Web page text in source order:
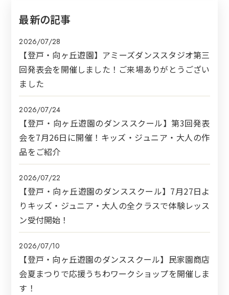
最新の記事
2026/07/28
【登戸・向ヶ丘遊園】アミーズダンススタジオ第三
回発表会を開催しました！ご来場ありがとうござい
ました
2026/07/24
【登戸・向ヶ丘遊園のダンススクール】第3回発表
会を7月26日に開催！キッズ・ジュニア・大人の作
品をご紹介
2026/07/22
【登戸・向ヶ丘遊園のダンススクール】7月27日よ
りキッズ・ジュニア・大人の全クラスで体験レッス
ン受付開始！
2026/07/10
【登戸・向ヶ丘遊園のダンススクール】民家園商店
会夏まつりで応援うちわワークショップを開催しま
す！